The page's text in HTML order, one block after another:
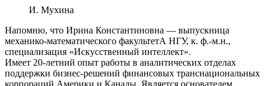
И. Мухина
Напомню, что Ирина Константиновна — выпускница
механико-математического факультетА НГУ, к. ф.-м.н.,
специализация «Искусственный интеллект».
Имеет 20-летний опыт работы в аналитических отделах
поддержки бизнес-решений финансовых транснациональных